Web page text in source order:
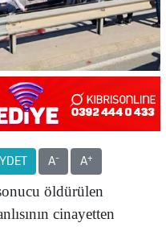
A- A+
öldürülen
cinayetten